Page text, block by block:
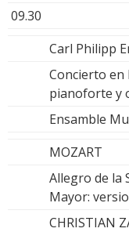
09.30
Carl Philipp
Concierto en
pianoforte y
Ensamble
MOZART
Allegro de la
Mayor:
CHRISTIAN